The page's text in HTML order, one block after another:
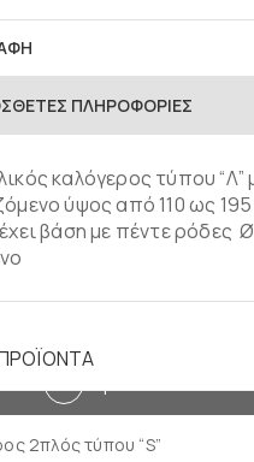
ΠΛΗΡΟΦΟΡΊΕΣ
καλόγερος τύπου “Λ”
ύψος από 110 ως
βάση με πέντε ρόδες
2πλός τύπου “S”